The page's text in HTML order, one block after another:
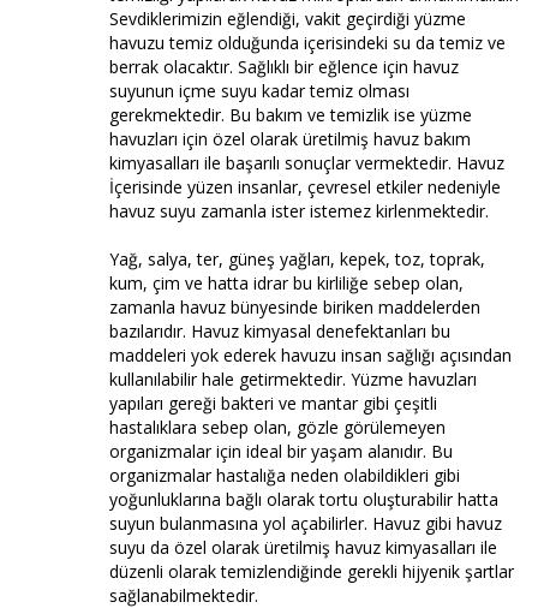
Sevdiklerimizin eğlendiği, vakit geçirdiği yüzme
havuzu temiz olduğunda içerisindeki su da temiz ve
berrak olacaktır. Sağlıklı bir eğlence için havuz
suyunun içme suyu kadar temiz olması
gerekmektedir. Bu bakım ve temizlik ise yüzme
havuzları için özel olarak üretilmiş havuz bakım
kimyasalları ile başarılı sonuçlar vermektedir. Havuz
İçerisinde yüzen insanlar, çevresel etkiler nedeniyle
havuz suyu zamanla ister istemez kirlenmektedir.
Yağ, salya, ter, güneş yağları, kepek, toz, toprak,
kum, çim ve hatta idrar bu kirliliğe sebep olan,
zamanla havuz bünyesinde biriken maddelerden
bazılarıdır. Havuz kimyasal denefektanları bu
maddeleri yok ederek havuzu insan sağlığı açısından
kullanılabilir hale getirmektedir. Yüzme havuzları
yapıları gereği bakteri ve mantar gibi çeşitli
hastalıklara sebep olan, gözle görülemeyen
organizmalar için ideal bir yaşam alanıdır. Bu
organizmalar hastalığa neden olabildikleri gibi
yoğunluklarına bağlı olarak tortu oluşturabilir hatta
suyun bulanmasına yol açabilirler. Havuz gibi havuz
suyu da özel olarak üretilmiş havuz kimyasalları ile
düzenli olarak temizlendiğinde gerekli hijyenik şartlar
sağlanabilmektedir.